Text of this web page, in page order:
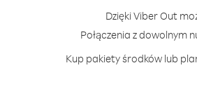
Dzięki Viber Out
Połączenia z dowolnym
Kup pakiety środków lub